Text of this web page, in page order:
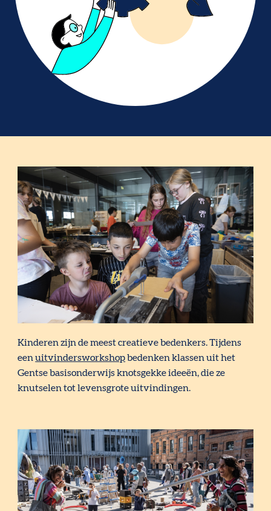
Kinderen zijn de meest creatieve bedenkers. Tijdens
eenuitvindersworkshopbedenken klassen uit het
Gentse basisonderwijs knotsgekke ideeën, die ze
knutselen tot levensgrote uitvindingen.